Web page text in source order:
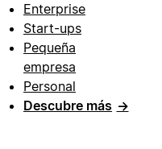
Enterprise
Start-ups
Pequeña
empresa
Personal
Descubre más →